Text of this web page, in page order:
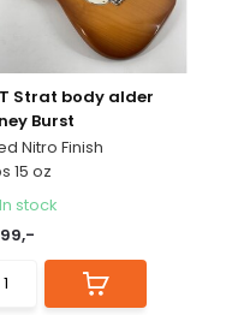
Strat body alder
Burst
Nitro Finish
15 oz
In stock